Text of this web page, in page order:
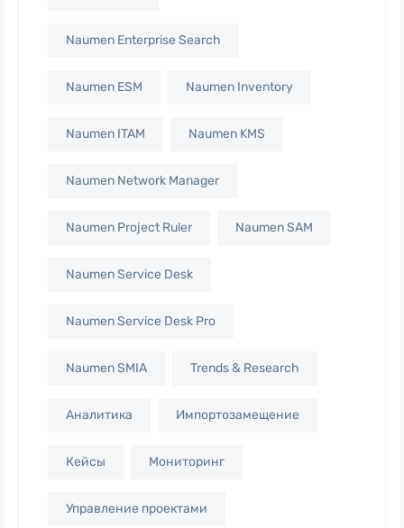
Naumen Enterprise Search
Naumen ESM Naumen Inventory
Naumen ITAM Naumen KMS
Naumen Network Manager
Naumen Project Ruler Naumen SAM
Naumen Service Desk
Naumen Service Desk Pro
Naumen SMIA Trends & Research
Аналитика Импортозамещение
Кейсы Мониторинг
Управление проектами